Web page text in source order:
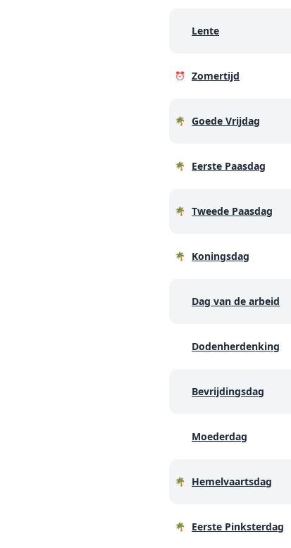
Lente
⏰ Zomertijd
🌴 Goede Vrijdag
🌴 Eerste Paasdag
🌴 Tweede Paasdag
🌴 Koningsdag
Dag van de arbeid
Dodenherdenking
Bevrijdingsdag
Moederdag
🌴 Hemelvaartsdag
🌴 Eerste Pinksterdag